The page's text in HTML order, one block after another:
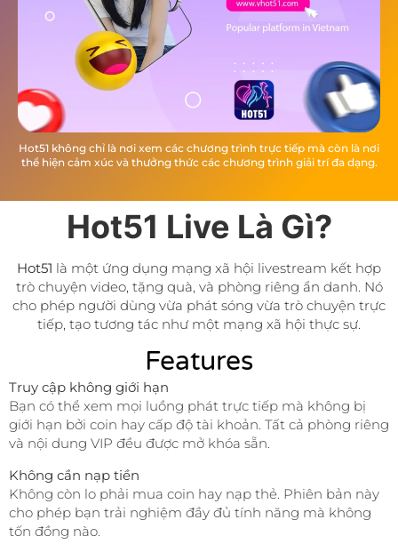
Hot51 không chỉ là nơi xem các chương trình trực tiếp mà còn là nơi
thể hiện cảm xúc và thưởng thức các chương trình giải trí đa dạng.
Hot51 Live Là Gì?
Hot51 là một ứng dụng mạng xã hội livestream kết hợp
trò chuyện video, tặng quà, và phòng riêng ẩn danh. Nó
cho phép người dùng vừa phát sóng vừa trò chuyện trực
tiếp, tạo tương tác như một mạng xã hội thực sự.
Features
Truy cập không giới hạn
Bạn có thể xem mọi luồng phát trực tiếp mà không bị
giới hạn bởi coin hay cấp độ tài khoản. Tất cả phòng riêng
và nội dung VIP đều được mở khóa sẵn.
Không cần nạp tiền
Không còn lo phải mua coin hay nạp thẻ. Phiên bản này
cho phép bạn trải nghiệm đầy đủ tính năng mà không
tốn đồng nào.